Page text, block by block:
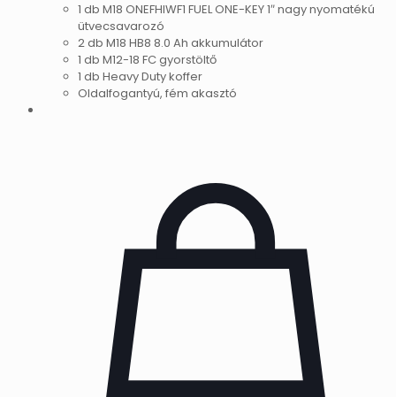
1 db M18 ONEFHIWF1 FUEL ONE-KEY 1″ nagy nyomatékú
ütvecsavarozó
2 db M18 HB8 8.0 Ah akkumulátor
1 db M12-18 FC gyorstöltő
1 db Heavy Duty koffer
Oldalfogantyú, fém akasztó